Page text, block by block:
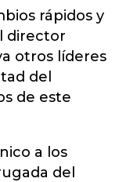
rápidos y
director
otros líderes
del
de este
a los
del